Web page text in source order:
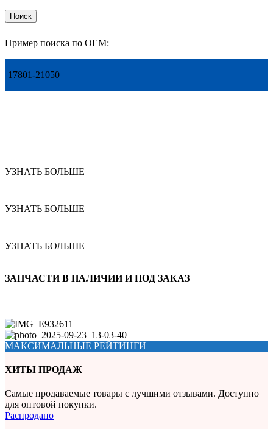
Поиск
Пример поиска по OEM:
17801-21050
УЗНАТЬ БОЛЬШЕ
УЗНАТЬ БОЛЬШЕ
УЗНАТЬ БОЛЬШЕ
ЗАПЧАСТИ В НАЛИЧИИ И ПОД ЗАКАЗ
МАКСИМАЛЬНЫЕ РЕЙТИНГИ
ХИТЫ ПРОДАЖ
Самые продаваемые товары с лучшими отзывами. Доступно
для оптовой покупки.
Распродано